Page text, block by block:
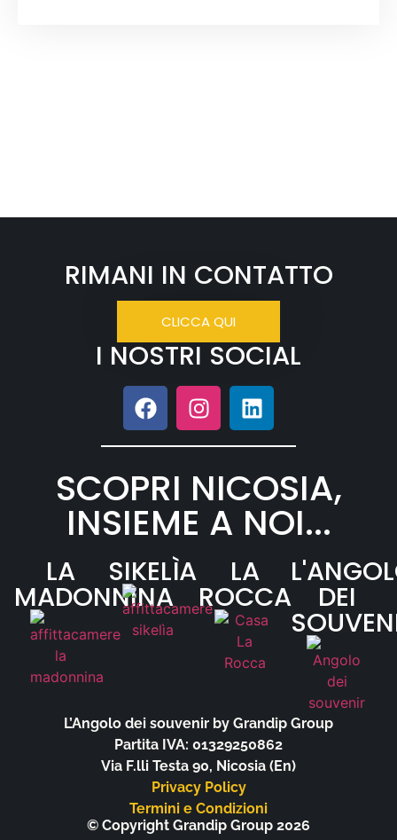
RIMANI IN CONTATTO
CLICCA QUI
I NOSTRI SOCIAL
SCOPRI NICOSIA,
INSIEME A NOI...
LA
MADONNINA
SIKELÌA LA
ROCCA DEI
L’Angolo dei souvenir by Grandip Group
Partita IVA: 01329250862
Via F.lli Testa 90, Nicosia (En)
Privacy Policy
Termini e Condizioni
© Copyright Grandip Group 2026